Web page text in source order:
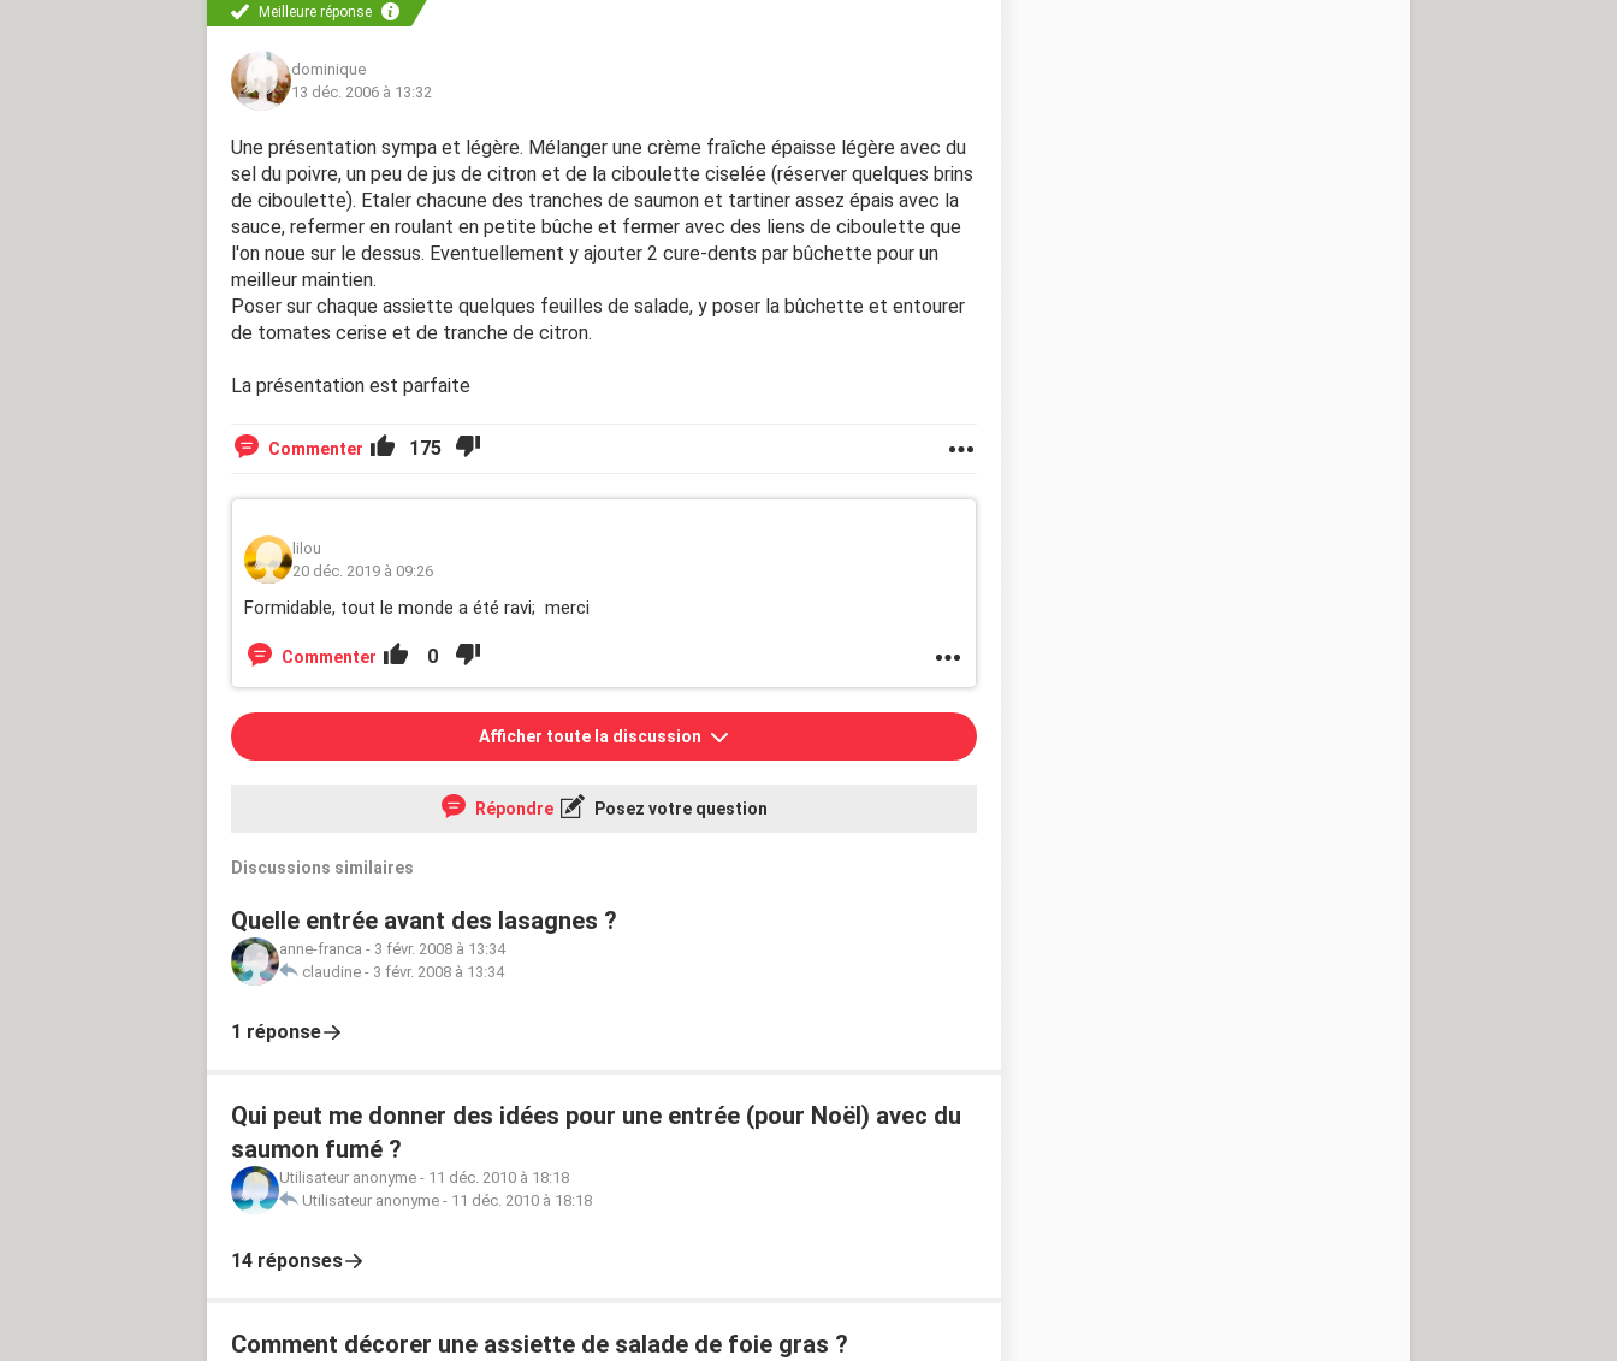
Meilleure réponse
dominique
13 déc. 2006 à 13:32
Une présentation sympa et légère. Mélanger une crème fraîche épaisse légère avec du
sel du poivre, un peu de jus de citron et de la ciboulette ciselée (réserver quelques brins
de ciboulette). Etaler chacune des tranches de saumon et tartiner assez épais avec la
sauce, refermer en roulant en petite bûche et fermer avec des liens de ciboulette que
l'on noue sur le dessus. Eventuellement y ajouter 2 cure-dents par bûchette pour un
meilleur maintien.
Poser sur chaque assiette quelques feuilles de salade, y poser la bûchette et entourer
de tomates cerise et de tranche de citron.
La présentation est parfaite
Commenter 175
lilou
20 déc. 2019 à 09:26
Formidable, tout le monde a été ravi; merci
Commenter 0
Afficher toute la discussion
Répondre Posez votre question
Discussions similaires
Quelle entrée avant des lasagnes ?
anne-franca - 3 févr. 2008 à 13:34
claudine - 3 févr. 2008 à 13:34
1 réponse
Qui peut me donner des idées pour une entrée (pour Noël) avec du
saumon fumé ?
Utilisateur anonyme - 11 déc. 2010 à 18:18
Utilisateur anonyme - 11 déc. 2010 à 18:18
14 réponses
Comment décorer une assiette de salade de foie gras ?